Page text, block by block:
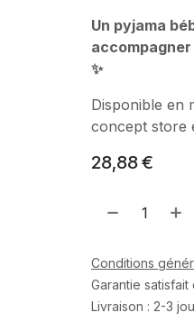
Un pyjama
✨
Disponible en
concept store
28,88€
Conditions
Garantie
Livraison : 2-3